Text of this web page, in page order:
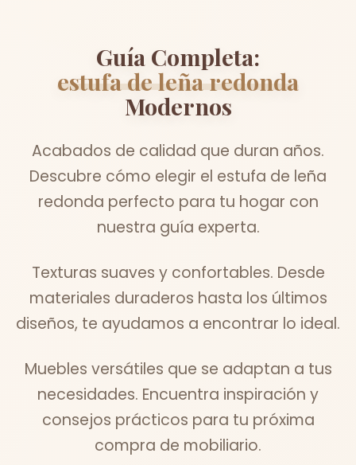
Guía Completa:
estufa de leña redonda
Modernos
Acabados de calidad que duran años.
Descubre cómo elegir el estufa de leña
redonda perfecto para tu hogar con
nuestra guía experta.
Texturas suaves y confortables. Desde
materiales duraderos hasta los últimos
diseños, te ayudamos a encontrar lo ideal.
Muebles versátiles que se adaptan a tus
necesidades. Encuentra inspiración y
consejos prácticos para tu próxima
compra de mobiliario.